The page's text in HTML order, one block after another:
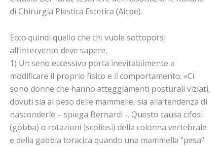
di Chirurgia Plastica Estetica (Aicpe).
Ecco quindi quello che chi vuole sottoporsi
all’intervento deve sapere.
1) Un seno eccessivo porta inevitabilmente a
modificare il proprio fisico e il comportamento: «Ci
sono donne che hanno atteggiamenti posturali viziati,
dovuti sia al peso delle mammelle, sia alla tendenza di
nasconderle – spiega Bernardi -. Questo causa cifosi
(gobba) o rotazioni (scoliosi) della colonna vertebrale
e della gabbia toracica quando una mammella “pesa”